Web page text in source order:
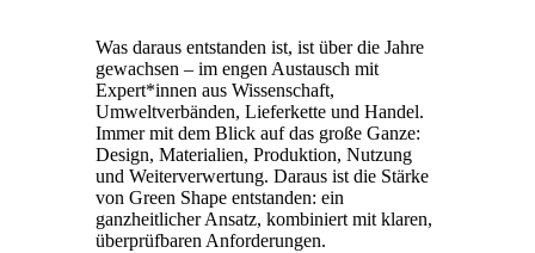
Was daraus entstanden ist, ist über die Jahre
gewachsen – im engen Austausch mit
Expert*innen aus Wissenschaft,
Umweltverbänden, Lieferkette und Handel.
Immer mit dem Blick auf das große Ganze:
Design, Materialien, Produktion, Nutzung
und Weiterverwertung. Daraus ist die Stärke
von Green Shape entstanden: ein
ganzheitlicher Ansatz, kombiniert mit klaren,
überprüfbaren Anforderungen.